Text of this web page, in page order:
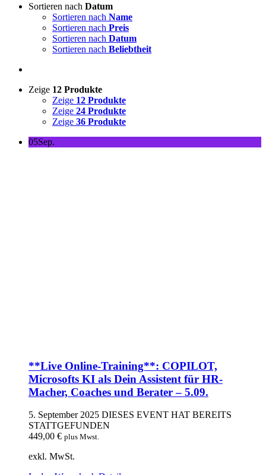
Sortieren nach Datum
Sortieren nach Name
Sortieren nach Preis
Sortieren nach Datum
Sortieren nach Beliebtheit
Zeige 12 Produkte
Zeige 12 Produkte
Zeige 24 Produkte
Zeige 36 Produkte
05Sep.
**Live Online-Training**: COPILOT,
Microsofts KI als Dein Assistent für HR-
Macher, Coaches und Berater – 5.09.
5. September 2025 DIESES EVENT HAT BEREITS
STATTGEFUNDEN
449,00 € plus Mwst.
exkl. MwSt.